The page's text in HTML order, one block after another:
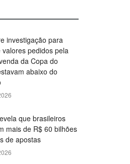
investigação para
valores pedidos pela
da Copa do
abaixo do
que brasileiros
mais de R$ 60 bilhões
de apostas